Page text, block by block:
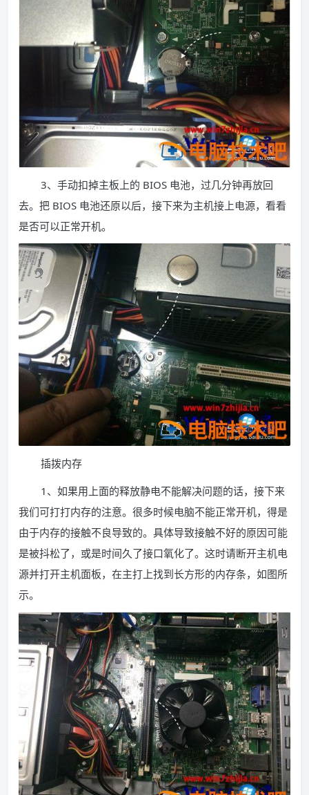
3、手动扣掉主板上的 BIOS 电池，过几分钟再放回
去。把 BIOS 电池还原以后，接下来为主机接上电源，看看
是否可以正常开机。
插拨内存
1、如果用上面的释放静电不能解决问题的话，接下来
我们可打打内存的注意。很多时候电脑不能正常开机，得是
由于内存的接触不良导致的。具体导致接触不好的原因可能
是被抖松了，或是时间久了接口氧化了。这时请断开主机电
源并打开主机面板，在主打上找到长方形的内存条，如图所
示。